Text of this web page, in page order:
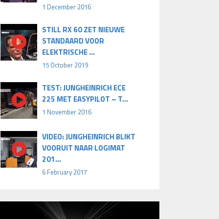
1 December 2016
STILL RX 60 ZET NIEUWE
STANDAARD VOOR
ELEKTRISCHE ...
15 October 2019
TEST: JUNGHEINRICH ECE
225 MET EASYPILOT – T...
1 November 2016
VIDEO: JUNGHEINRICH BLIKT
VOORUIT NAAR LOGIMAT
201...
6 February 2017